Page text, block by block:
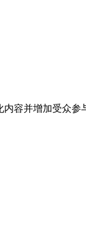
容并增加受众参